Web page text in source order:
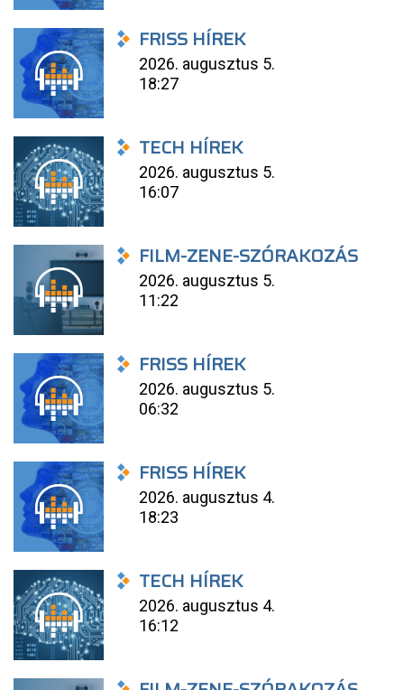
FRISS HÍREK
2026. augusztus 5.
18:27
TECH HÍREK
2026. augusztus 5.
16:07
FILM-ZENE-SZÓRAKOZÁS
2026. augusztus 5.
11:22
FRISS HÍREK
2026. augusztus 5.
06:32
FRISS HÍREK
2026. augusztus 4.
18:23
TECH HÍREK
2026. augusztus 4.
16:12